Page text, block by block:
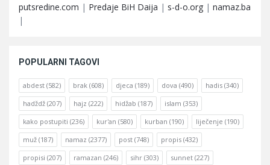
putsredine.com | Predaje BiH Daija | s-d-o.org | namaz.ba
|
POPULARNI TAGOVI
abdest (582) brak (608) djeca (189) dova (490) hadis (340)
hadždž (207) hajz (222) hidžab (187) islam (353)
kako postupiti (236) kur'an (580) kurban (190) liječenje (190)
muž (187) namaz (2377) post (748) propis (432)
propisi (207) ramazan (246) sihr (303) sunnet (227)